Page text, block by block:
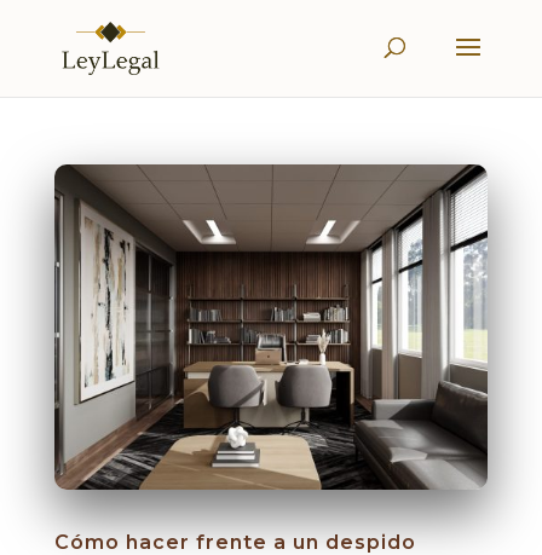
Cómo hacer frente a un despido